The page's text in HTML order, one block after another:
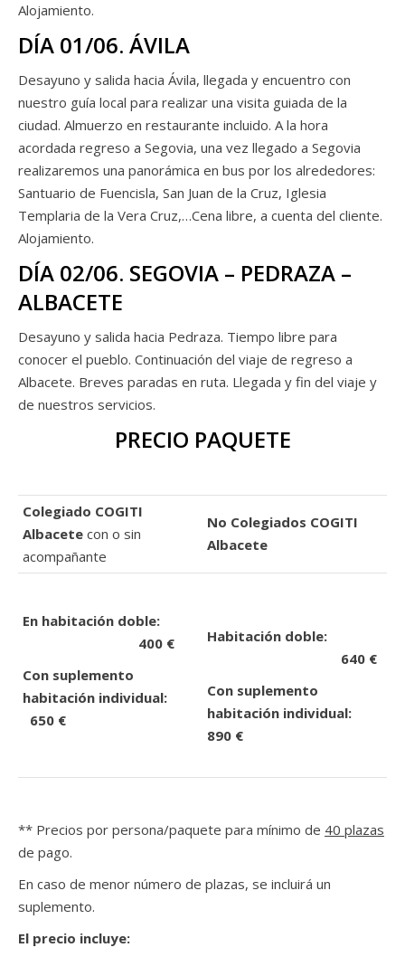
Alojamiento.
DÍA 01/06. ÁVILA
Desayuno y salida hacia Ávila, llegada y encuentro con
nuestro guía local para realizar una visita guiada de la
ciudad. Almuerzo en restaurante incluido. A la hora
acordada regreso a Segovia, una vez llegado a Segovia
realizaremos una panorámica en bus por los alrededores:
Santuario de Fuencisla, San Juan de la Cruz, Iglesia
Templaria de la Vera Cruz,…Cena libre, a cuenta del cliente.
Alojamiento.
DÍA 02/06. SEGOVIA – PEDRAZA –
ALBACETE
Desayuno y salida hacia Pedraza. Tiempo libre para
conocer el pueblo. Continuación del viaje de regreso a
Albacete. Breves paradas en ruta. Llegada y fin del viaje y
de nuestros servicios.
PRECIO PAQUETE
Colegiado COGITI
Albacete con o sin
acompañante
No Colegiados COGITI
Albacete
En habitación doble:
400 €
Con suplemento
habitación individual:
650 €
Habitación doble:
640 €
Con suplemento
habitación individual:
890 €
** Precios por persona/paquete para mínimo de 40 plazas
de pago.
En caso de menor número de plazas, se incluirá un
suplemento.
El precio incluye: